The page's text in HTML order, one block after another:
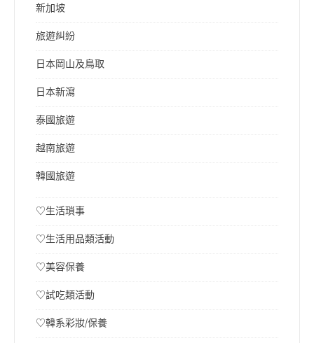
新加坡
旅遊糾紛
日本岡山及鳥取
日本新瀉
泰國旅遊
越南旅遊
韓國旅遊
♡生活瑣事
♡生活用品類活動
♡美容保養
♡試吃類活動
♡韓系彩妝/保養